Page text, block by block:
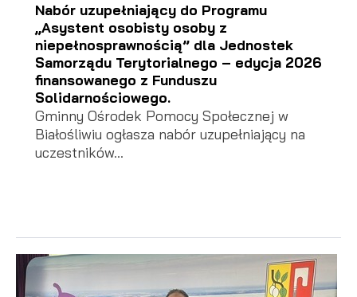
Nabór uzupełniający do Programu
„Asystent osobisty osoby z
niepełnosprawnością” dla Jednostek
Samorządu Terytorialnego – edycja 2026
finansowanego z Funduszu
Solidarnościowego.
Gminny Ośrodek Pomocy Społecznej w
Białośliwiu ogłasza nabór uzupełniający na
uczestników...